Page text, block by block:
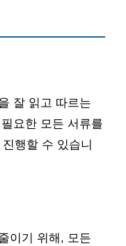
잘 읽고 따르는
요한 모든 서류를
행할 수 있습니
이기 위해, 모든